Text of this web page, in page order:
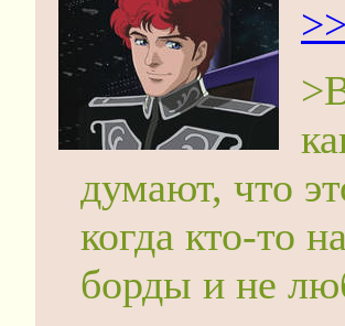
думают, что
когда кто-то
борды и не